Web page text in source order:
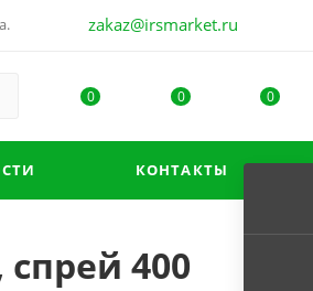
zakaz@irsmarket.ru
0 0 0
КОНТАКТЫ
400